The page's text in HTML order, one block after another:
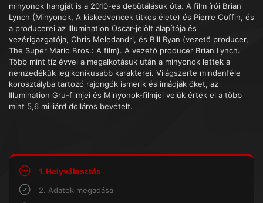
minyonok hangját is a 2010-es debütálásuk óta. A film írói Brian
Lynch (Minyonok, A kiskedvencek titkos élete) és Pierre Coffin, és
a producerei az Illumination Oscar-jelölt alapítója és
vezérigazgatója, Chris Meledandri, és Bill Ryan (vezető producer,
The Super Mario Bros.: A film). A vezető producer Brian Lynch.
Több mint tíz évvel a megalkotásuk után a minyonok lettek a
nemzedékük legikonikusabb karakterei. Világszerte mindenféle
korosztályba tartozó rajongók ismerik és imádják őket, az
Illumination Gru-filmjei és Minyonok-filmjei velük érték el a több
mint 5,6 milliárd dolláros bevételt.
1. Helyválasztás
2. Adatok megadása